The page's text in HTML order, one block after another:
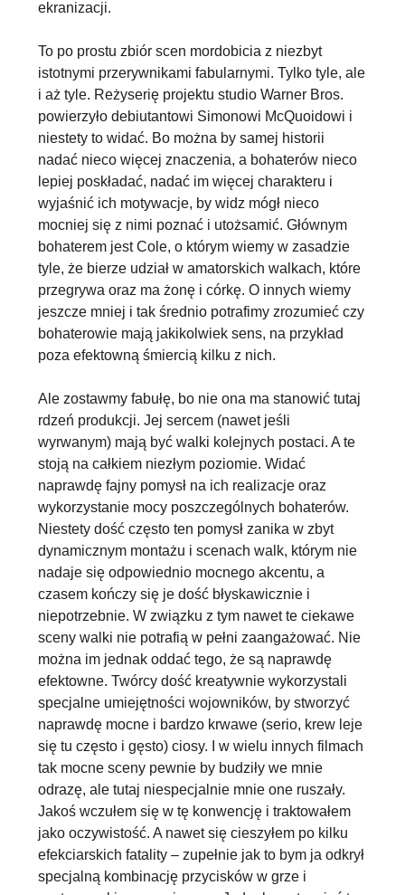
ekranizacji.
To po prostu zbiór scen mordobicia z niezbyt
istotnymi przerywnikami fabularnymi. Tylko tyle, ale
i aż tyle. Reżyserię projektu studio Warner Bros.
powierzyło debiutantowi Simonowi McQuoidowi i
niestety to widać. Bo można by samej historii
nadać nieco więcej znaczenia, a bohaterów nieco
lepiej poskładać, nadać im więcej charakteru i
wyjaśnić ich motywacje, by widz mógł nieco
mocniej się z nimi poznać i utożsamić. Głównym
bohaterem jest Cole, o którym wiemy w zasadzie
tyle, że bierze udział w amatorskich walkach, które
przegrywa oraz ma żonę i córkę. O innych wiemy
jeszcze mniej i tak średnio potrafimy zrozumieć czy
bohaterowie mają jakikolwiek sens, na przykład
poza efektowną śmiercią kilku z nich.
Ale zostawmy fabułę, bo nie ona ma stanowić tutaj
rdzeń produkcji. Jej sercem (nawet jeśli
wyrwanym) mają być walki kolejnych postaci. A te
stoją na całkiem niezłym poziomie. Widać
naprawdę fajny pomysł na ich realizacje oraz
wykorzystanie mocy poszczególnych bohaterów.
Niestety dość często ten pomysł zanika w zbyt
dynamicznym montażu i scenach walk, którym nie
nadaje się odpowiednio mocnego akcentu, a
czasem kończy się je dość błyskawicznie i
niepotrzebnie. W związku z tym nawet teciekawe
sceny walki nie potrafią w pełni zaangażować. Nie
można im jednak oddać tego, że są naprawdę
efektowne. Twórcy dość kreatywnie wykorzystali
specjalne umiejętności wojowników, by stworzyć
naprawdę mocne i bardzo krwawe (serio, krew leje
się tu często i gęsto) ciosy. I w wielu innych filmach
tak mocne sceny pewnie by budziły we mnie
odrazę, ale tutaj niespecjalnie mnie one ruszały.
Jakoś wczułem się w tę konwencję i traktowałem
jako oczywistość. A nawet się cieszyłem po kilku
efekciarskich fatality – zupełnie jak to bym ja odkrył
specjalną kombinację przycisków w grze i